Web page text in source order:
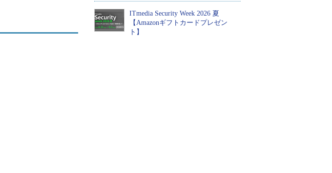
ITmedia Security Week 2026 夏
【Amazonギフトカードプレゼン
ト】